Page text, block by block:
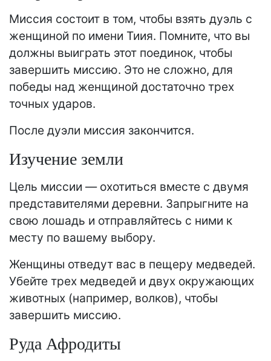
Миссия состоит в том, чтобы взять дуэль с
женщиной по имени Тиия. Помните, что вы
должны выиграть этот поединок, чтобы
завершить миссию. Это не сложно, для
победы над женщиной достаточно трех
точных ударов.
После дуэли миссия закончится.
Изучение земли
Цель миссии — охотиться вместе с двумя
представителями деревни. Запрыгните на
свою лошадь и отправляйтесь с ними к
месту по вашему выбору.
Женщины отведут вас в пещеру медведей.
Убейте трех медведей и двух окружающих
животных (например, волков), чтобы
завершить миссию.
Руда Афродиты